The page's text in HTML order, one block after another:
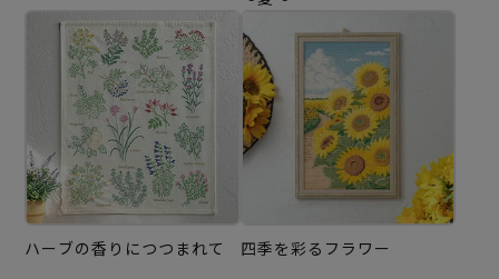
ハーブの香りにつつまれて 四季を彩るフラワー